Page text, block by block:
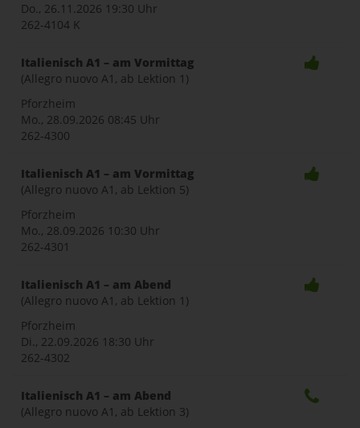
Do., 26.11.2026 19:30 Uhr
262-4104 K
Italienisch A1 – am Vormittag
(Allegro nuovo A1, ab Lektion 1)
Pforzheim
Mo., 28.09.2026 08:45 Uhr
262-4300
Italienisch A1 – am Vormittag
(Allegro nuovo A1, ab Lektion 5)
Pforzheim
Mo., 28.09.2026 10:30 Uhr
262-4301
Italienisch A1 – am Abend
(Allegro nuovo A1, ab Lektion 1)
Pforzheim
Di., 22.09.2026 18:30 Uhr
262-4302
Italienisch A1 – am Abend
(Allegro nuovo A1, ab Lektion 3)